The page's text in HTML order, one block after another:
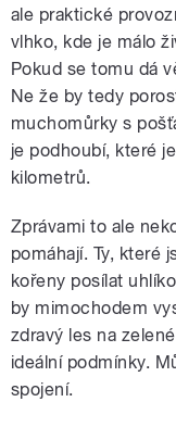
ale praktické
vlhko, kde je málo
Pokud se tomu dá
Ne že by tedy
muchomůrky s
je podhoubí, které
kilometrů.
Zprávami to ale
pomáhají. Ty, které
kořeny posílat
by mimochodem
zdravý les na
ideální podmínky.
spojení.